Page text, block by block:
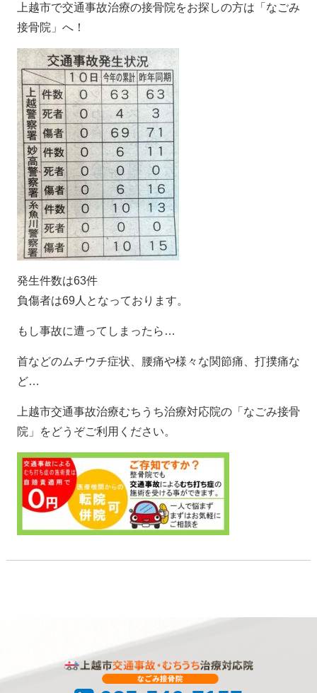
上越市で交通事故治療の接骨院をお探しの方は「なごみ
接骨院」へ！
発生件数は63件
負傷者は69人となっております。
もし事故に遭ってしまったら…
首などのムチウチ症状、腰痛や様々な関節痛、打撲痛な
ど…
上越市交通事故治療むちうち治療対応院の「なごみ接骨
院」をどうぞご利用ください。